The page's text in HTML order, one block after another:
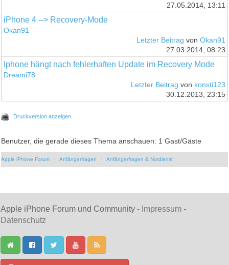
27.05.2014, 13:11
iPhone 4 --> Recovery-Mode
Okan91
Letzter Beitrag von Okan91
27.03.2014, 08:23
Iphone hängt nach fehlerhaften Update im Recovery Mode
Dreami78
Letzter Beitrag von konsti123
30.12.2013, 23:15
Druckversion anzeigen
Benutzer, die gerade dieses Thema anschauen: 1 Gast/Gäste
Apple iPhone Forum Anfängerfragen Anfängerfragen & Notdienst
Apple iPhone Forum und Community - Impressum -
Datenschutz